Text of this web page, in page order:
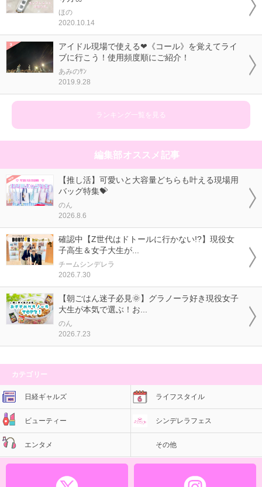
ほの
2020.10.14
アイドル現場で使える❤《コール》を覚えてライ
ブに行こう！使用頻度順にご紹介！
あみのｻﾝ
2019.9.28
ランキング一覧を見る
編集部オススメ記事
【推し活】可愛いと大容量どちらも叶える現場用
バッグ特集💝
のん
2026.8.6
確認中【Z世代はドトールに行かない!?】現役女
子高生＆女子大生が...
チームシンデレラ
2026.7.30
【朝ごはん迷子必見🌞】グラノーラ好き現役女子
大生が本気で選ぶ！お...
のん
2026.7.23
カテゴリー
日経ギャルズ ライフスタイル
ビューティー シンデレラフェス
エンタメ その他